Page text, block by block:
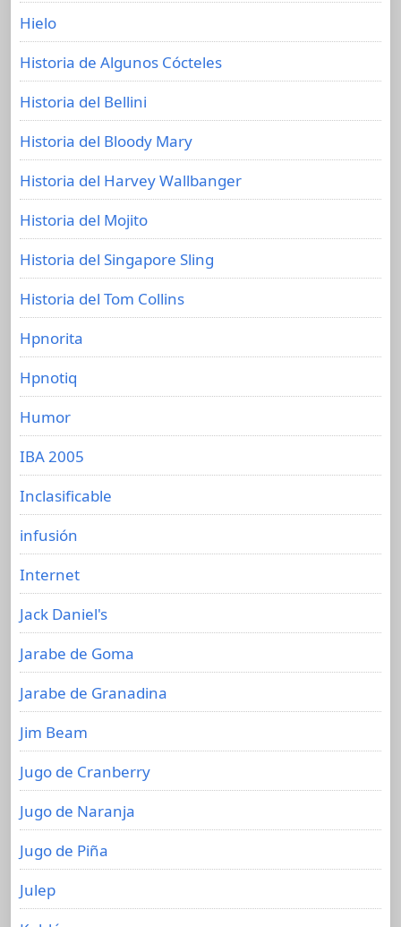
Hielo
Historia de Algunos Cócteles
Historia del Bellini
Historia del Bloody Mary
Historia del Harvey Wallbanger
Historia del Mojito
Historia del Singapore Sling
Historia del Tom Collins
Hpnorita
Hpnotiq
Humor
IBA 2005
Inclasificable
infusión
Internet
Jack Daniel's
Jarabe de Goma
Jarabe de Granadina
Jim Beam
Jugo de Cranberry
Jugo de Naranja
Jugo de Piña
Julep